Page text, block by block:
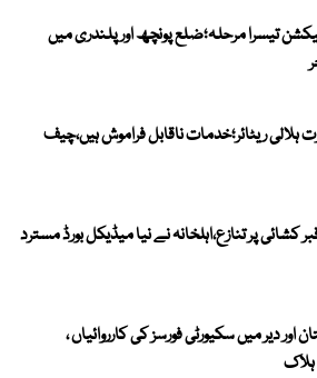
تیسرا مرحلہ؛ضلع پونچھ اور پلندری میں
ریٹائر؛خدمات ناقابل فراموش ہیں،چیف
کشائی پر تنازع،اہلخانہ نے نیا میڈیکل بورڈ مسترد
اور دیر میں سکیورٹی فورسز کی کارروائیاں ،